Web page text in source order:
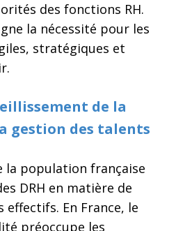
des fonctions RH.
la nécessité pour les
stratégiques et
de la
gestion des talents
la population française
DRH en matière de
effectifs. En France, le
préoccupe les